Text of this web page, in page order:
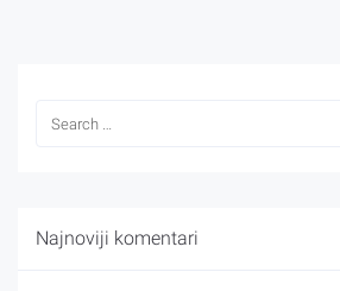
Najnoviji komentari